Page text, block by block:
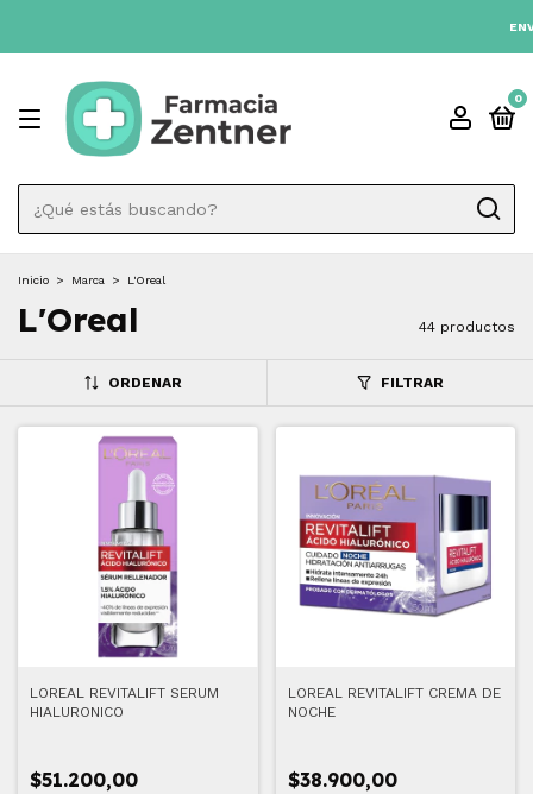
ENVIO GRATIS A TODO
0
Inicio > Marca > L'Oreal
L'Oreal 44 productos
ORDENAR FILTRAR
LOREAL REVITALIFT SERUM
HIALURONICO
$51.200,00
LOREAL REVITALIFT CREMA DE
NOCHE
$38.900,00